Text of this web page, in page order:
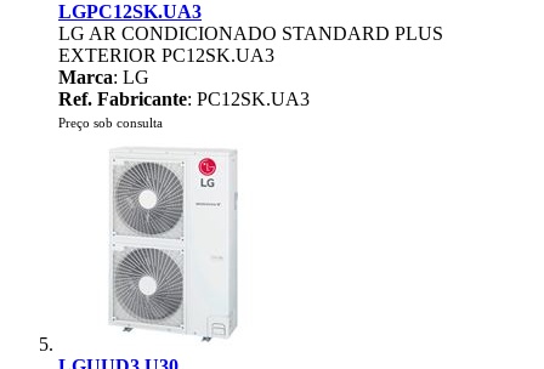
LGPC12SK.UA3
LG AR CONDICIONADO STANDARD PLUS
EXTERIOR PC12SK.UA3
Marca: LG
Ref. Fabricante: PC12SK.UA3
Preço sob consulta